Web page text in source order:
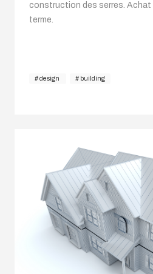
construction des serres.
terme.
design building